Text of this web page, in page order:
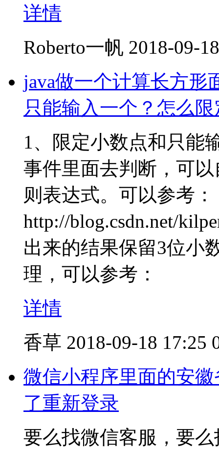
详情
Roberto一帆 2018-09-
java做一个计算长方形
只能输入一个？怎么
1、限定小数点和只能
事件里面去判断，可
则表达式。可以参考：
http://blog.csdn.net/
出来的结果保留3位小
理，可以参考：
详情
香草 2018-09-18 17:25
微信小程序里面的安
了重新登录
要么找微信客服，要